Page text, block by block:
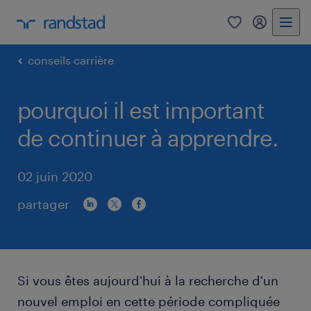
0 my
conseils carrière
pourquoi il est important
de continuer à apprendre.
02 juin 2020
partager
Si vous êtes aujourd'hui à la recherche d'un
nouvel emploi en cette période compliquée